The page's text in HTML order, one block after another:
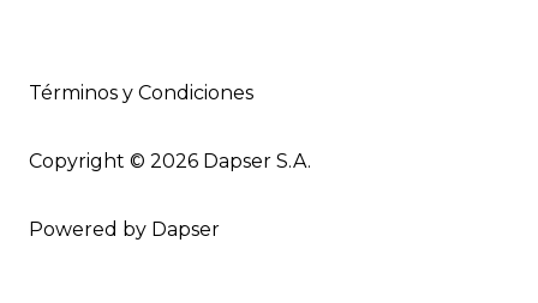
Términos y Condiciones
Copyright © 2026 Dapser S.A.
Powered by Dapser